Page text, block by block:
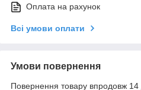
Оплата на рахунок
Всі умови оплати
Умови повернення
Повернення товару впродовж 14